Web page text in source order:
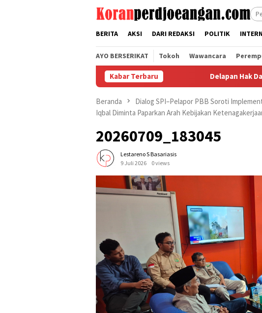
BERITA AKSI DARI REDAKSI POLITIK
AYO BERSERIKAT Tokoh Wawancara
Kabar Terbaru Delapan Hak Dasar
Beranda
Dialog SPI–Pelapor PBB Soroti
Iqbal Diminta Paparkan Arah Kebijakan
20260709_183045
Lestareno S Basariasis
9 Juli 2026
0 views